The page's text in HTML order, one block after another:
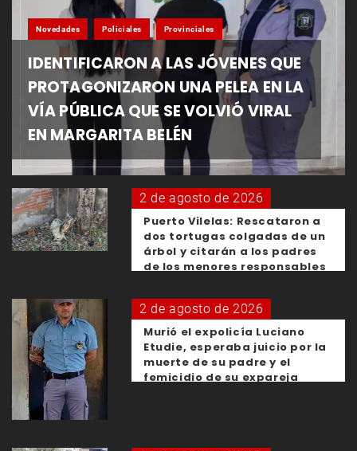
Novedades Policiales Provinciales
IDENTIFICARON A LAS JÓVENES QUE
PROTAGONIZARON UNA PELEA EN LA
VÍA PÚBLICA QUE SE VOLVIÓ VIRAL
EN MARGARITA BELÉN
2 de agosto de 2026
Puerto Vilelas: Rescataron a
dos tortugas colgadas de un
árbol y citarán a los padres
de los menores responsables
2 de agosto de 2026
Murió el expolicía Luciano
Etudie, esperaba juicio por la
muerte de su padre y el
femicidio de su expareja